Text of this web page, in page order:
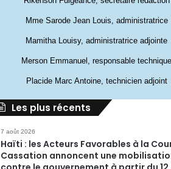
Mme Sarode Jean Louis, administratrice
Mamitha Louisy, administratrice adjointe
Merson Emmanuel, responsable technique
Placide Marc Antoine, technicien adjoint
Les plus récents
7 août 2026
Haïti : les Acteurs Favorables à la
Cassation annoncent une